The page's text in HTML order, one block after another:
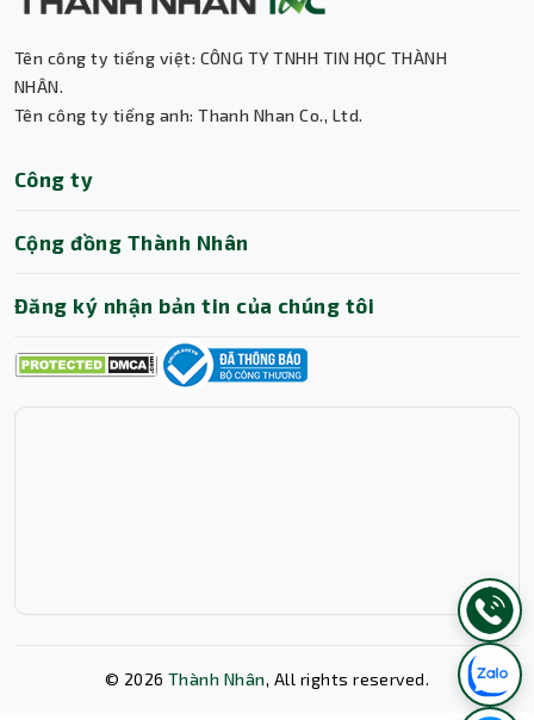
Tên công ty tiếng việt: CÔNG TY TNHH TIN HỌC THÀNH
NHÂN.
Tên công ty tiếng anh: Thanh Nhan Co., Ltd.
Công ty
Cộng đồng Thành Nhân
Đăng ký nhận bản tin của chúng tôi
© 2026 Thành Nhân, All rights reserved.
Trợ lý AI • Phản hồi tức thì